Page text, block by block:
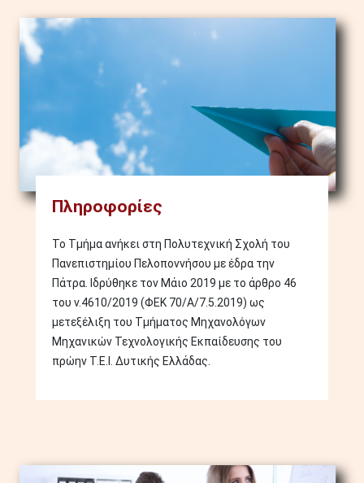
Image
Πληροφορίες
Το Τμήμα ανήκει στη Πολυτεχνική Σχολή του
Πανεπιστημίου Πελοποννήσου με έδρα την
Πάτρα. Ιδρύθηκε τον Μάιο 2019 με το άρθρο 46
του ν.4610/2019 (ΦΕΚ 70/Α/7.5.2019) ως
μετεξέλιξη του Τμήματος Μηχανολόγων
Μηχανικών Τεχνολογικής Εκπαίδευσης του
πρώην Τ.Ε.Ι. Δυτικής Ελλάδας.